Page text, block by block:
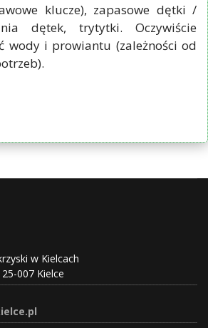
klucze), zapasowe dętki /
dętek, trytytki. Oczywiście
wody i prowiantu (zależności od
w Kielcach
007 Kielce